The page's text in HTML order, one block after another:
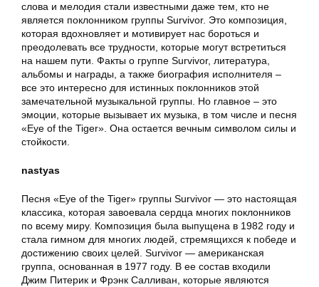
слова и мелодия стали известными даже тем, кто не
является поклонником группы Survivor. Это композиция,
которая вдохновляет и мотивирует нас бороться и
преодолевать все трудности, которые могут встретиться
на нашем пути. Факты о группе Survivor, литература,
альбомы и награды, а также биография исполнителя –
все это интересно для истинных поклонников этой
замечательной музыкальной группы. Но главное – это
эмоции, которые вызывает их музыка, в том числе и песня
«Eye of the Tiger». Она остается вечным символом силы и
стойкости.
nastyas
Песня «Eye of the Tiger» группы Survivor — это настоящая
классика, которая завоевала сердца многих поклонников
по всему миру. Композиция была выпущена в 1982 году и
стала гимном для многих людей, стремящихся к победе и
достижению своих целей. Survivor — американская
группа, основанная в 1977 году. В ее состав входили
Джим Питерик и Фрэнк Салливан, которые являются